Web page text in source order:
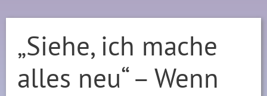
„Siehe, ich mache
alles neu“ – Wenn